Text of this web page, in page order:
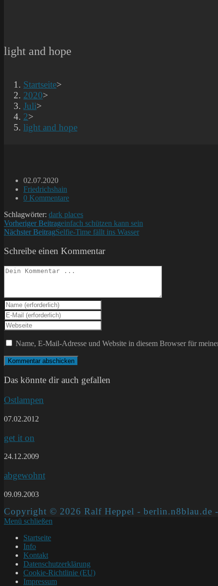
light and hope
Startseite>
2020>
Juli>
2>
light and hope
Beitrag
veröffentlicht:
02.07.2020
Beitrags-
Kategorie:
Friedrichshain
Beitrags-
0 Kommentare
Schlagwörter: dark places
Weitere
Artikel
ansehen
Vorheriger Beitrageinfach schützen kann sein
Nächster BeitragSelfie-Time fällt ins Wasser
Schreibe einen Kommentar
Kommentieren
Gib
deinen
Namen
oder
Benutzernamen
zum
Kommentieren
ein
Gib
deine
E-
Mail-
Adresse
zum
Kommentieren
ein
Gib
deine
Website-
ein
(optional)
Name, E-Mail-Adresse und Website in diesem Browser für
Das könnte dir auch gefallen
Ostlampen
07.02.2012
get it on
24.12.2009
abgewohnt
09.09.2003
Copyright © 2026 Ralf Heppel - berlin.n8blau.de
Menü schließen
Startseite
Info
Kontakt
Datenschutzerklärung
Cookie-Richtlinie (EU)
Impressum